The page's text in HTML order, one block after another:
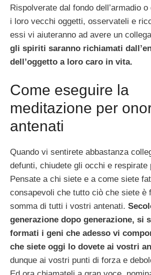
Rispolverate dal fondo dell’armadio
i loro vecchi oggetti, osservateli e
essi vi aiuteranno ad avere un
gli spiriti saranno richiamati
dell’oggetto a loro caro in vita.
Come eseguire la
meditazione per
antenati
Quando vi sentirete abbastanza
defunti, chiudete gli occhi e respirate
Pensate a chi siete e a come siete
consapevoli che tutto ciò che siete è
somma di tutti i vostri antenati.
generazione dopo generazione, si
formati i geni che adesso vi
che siete oggi lo dovete ai vostri
dunque ai vostri punti di forza e